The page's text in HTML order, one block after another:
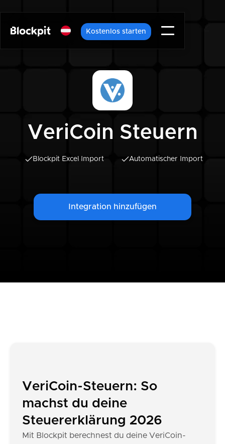
Kostenlos starten
VeriCoin Steuern
Blockpit Excel Import Automatischer Import
Integration hinzufügen
VeriCoin-Steuern: So
machst du deine
Steuererklärung 2026
Mit Blockpit berechnest du deine VeriCoin-